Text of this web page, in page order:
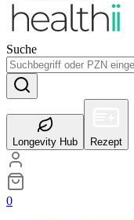
Suche
Longevity Hub Rezept
0